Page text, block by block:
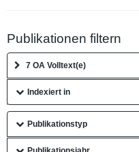
Publikationen filtern
7 OA Volltext(e)
Indexiert in
Publikationstyp